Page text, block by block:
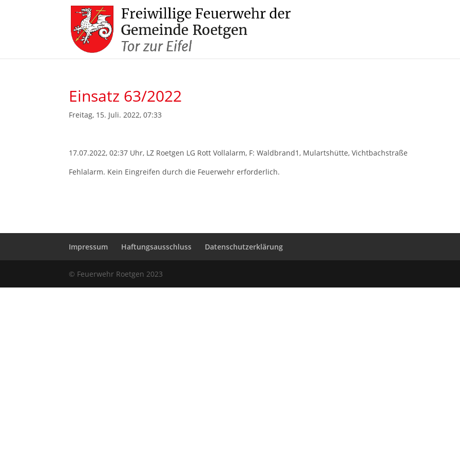
Einsatz 63/2022
Freitag, 15. Juli. 2022, 07:33
17.07.2022, 02:37 Uhr, LZ Roetgen LG Rott Vollalarm, F: Waldbrand1, Mulartshütte, Vichtbachstraße
Fehlalarm. Kein Eingreifen durch die Feuerwehr erforderlich.
Impressum Haftungsausschluss Datenschutzerklärung
© Feuerwehr Roetgen 2023